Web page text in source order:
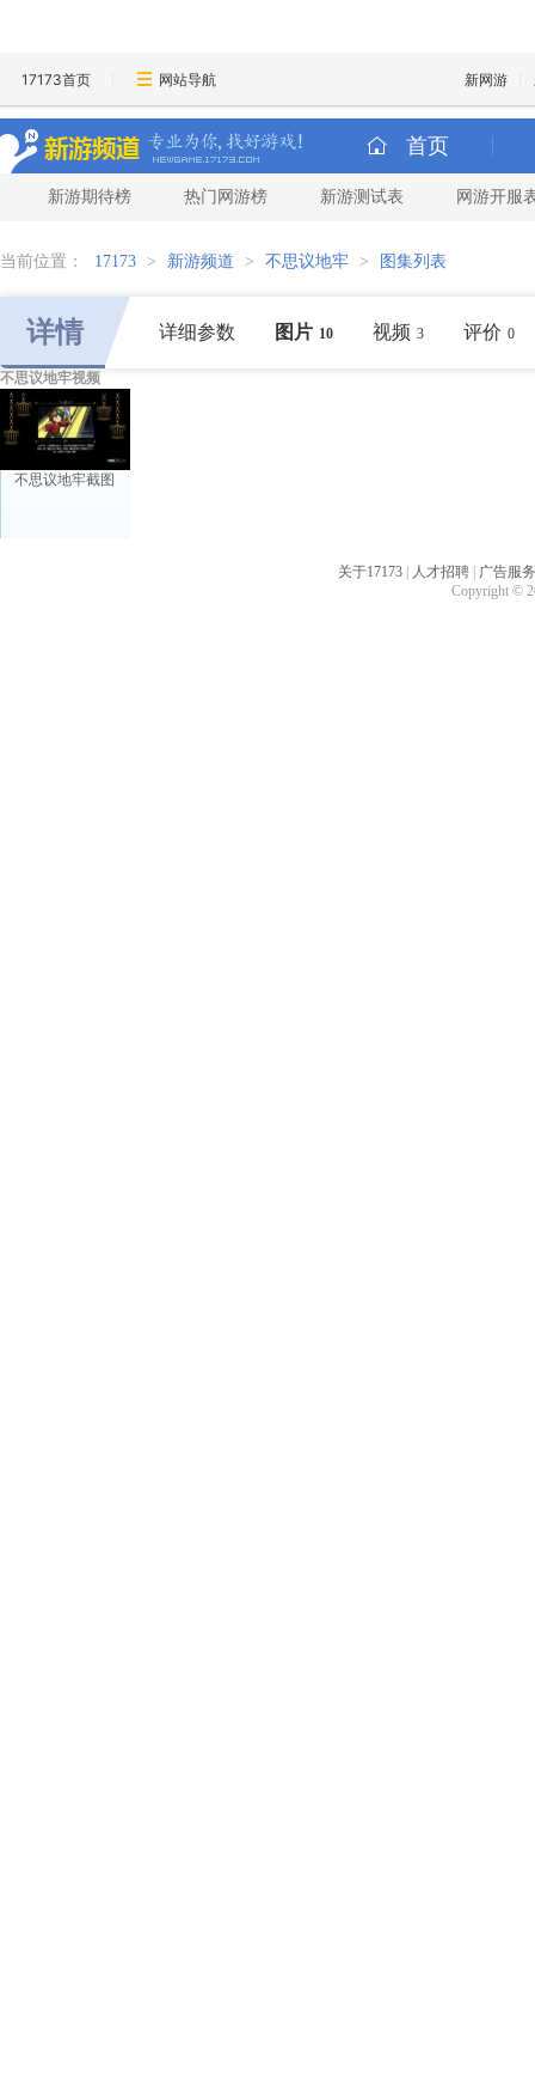
17173首页 网站导航 新网游
首页
新游期待榜 热门网游榜 新游测试表 网游开服
当前位置： 17173 > 新游频道 > 不思议地牢 > 图集列表
详情 详细参数 图片 10 视频 3 评价 0
不思议地牢视频
不思议地牢截图
关于17173 人才招聘
广告服务
Copyright ©